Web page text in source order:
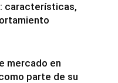
características,
mercado en
parte de su